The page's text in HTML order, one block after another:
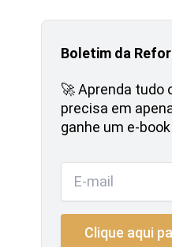
Boletim da
🚀 Aprenda tudo
precisa em
ganhe um e-